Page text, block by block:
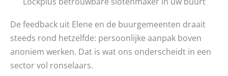
De feedback uit Elene en de buurgemeenten draait
steeds rond hetzelfde: persoonlijke aanpak boven
anoniem werken. Dat is wat ons onderscheidt in een
sector vol ronselaars.